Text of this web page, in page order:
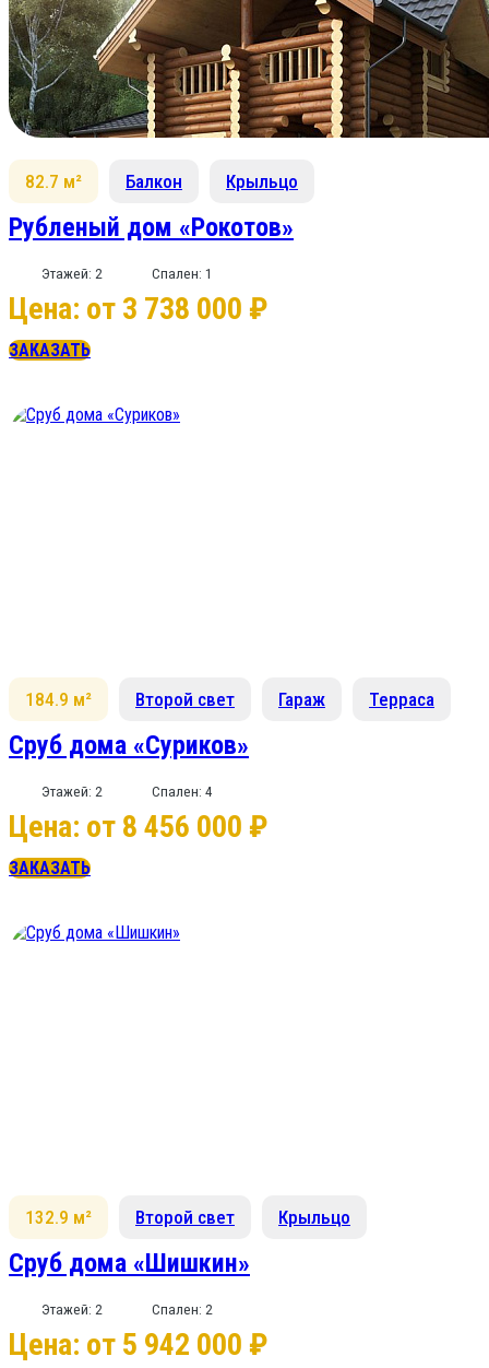
82.7 м² Балкон Крыльцо
Рубленый дом «Рокотов»
Этажей: 2 Спален: 1
Цена: от 3 738 000 ₽
ЗАКАЗАТЬ
184.9 м² Второй свет Гараж Терраса
Сруб дома «Суриков»
Этажей: 2 Спален: 4
Цена: от 8 456 000 ₽
ЗАКАЗАТЬ
132.9 м² Второй свет Крыльцо
Сруб дома «Шишкин»
Этажей: 2 Спален: 2
Цена: от 5 942 000 ₽